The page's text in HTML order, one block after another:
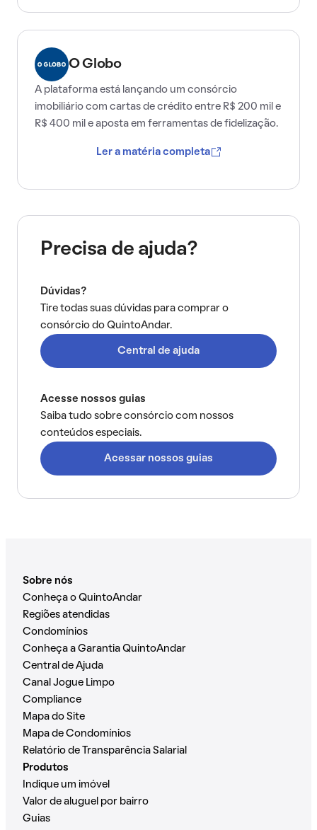
O Globo
A plataforma está lançando um consórcio
imobiliário com cartas de crédito entre R$ 200 mil e
R$ 400 mil e aposta em ferramentas de fidelização.
Ler a matéria completa
Precisa de ajuda?
Dúvidas?
Tire todas suas dúvidas para comprar o
consórcio do QuintoAndar.
Central de ajuda
Acesse nossos guias
Saiba tudo sobre consórcio com nossos
conteúdos especiais.
Acessar nossos guias
Sobre nós
Conheça o QuintoAndar
Regiões atendidas
Condomínios
Conheça a Garantia QuintoAndar
Central de Ajuda
Canal Jogue Limpo
Compliance
Mapa do Site
Mapa de Condomínios
Relatório de Transparência Salarial
Produtos
Indique um imóvel
Valor de aluguel por bairro
Guias